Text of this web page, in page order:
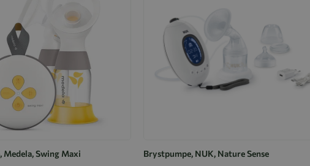
Medela, Swing Maxi Brystpumpe, NUK, Nature Sense